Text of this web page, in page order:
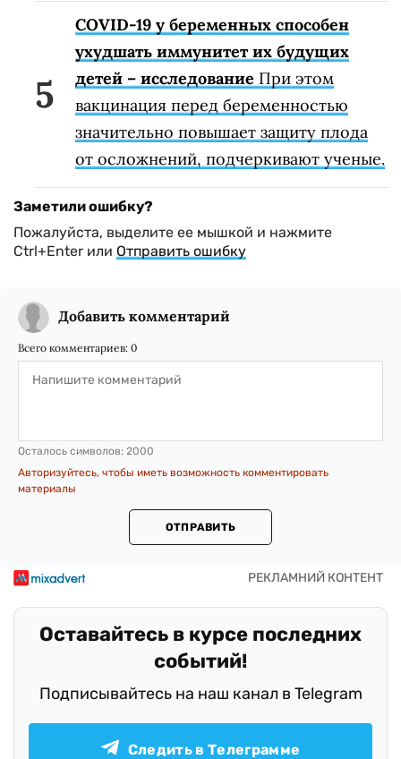
COVID-19 у беременных способен
ухудшать иммунитет их будущих
детей – исследование При этом
вакцинация перед беременностью
значительно повышает защиту плода
от осложнений, подчеркивают ученые.
Заметили ошибку?
Пожалуйста, выделите ее мышкой и нажмите
Ctrl+Enter или Отправить ошибку
Добавить комментарий
Всего комментариев: 0
Осталось символов: 2000
Авторизуйтесь, чтобы иметь возможность комментировать
материалы
ОТПРАВИТЬ
Оставайтесь в курсе последних
событий!
Подписывайтесь на наш канал в Telegram
Следить в Телеграмме